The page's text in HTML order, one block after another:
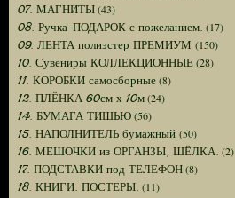
07. МАГНИТЫ(43)
08. Ручка-ПОДАРОК с пожеланием. (17)
09. ЛЕНТА полиэстер ПРЕМИУМ (150)
10. Сувениры КОЛЛЕКЦИОННЫЕ(28)
11. КОРОБКИ самосборные(8)
12. ПЛЁНКА 60см х 10м(24)
14. БУМАГА ТИШЬЮ(56)
15. НАПОЛНИТЕЛЬ бумажный (50)
16. МЕШОЧКИ из ОРГАНЗЫ, ШЁЛКА. (2)
17. ПОДСТАВКИ под ТЕЛЕФОН(8)
18. КНИГИ. ПОСТЕРЫ. (11)